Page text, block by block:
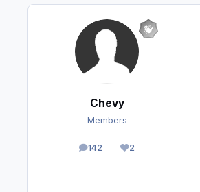
Chevy
Members
142
posts 2
Reputation